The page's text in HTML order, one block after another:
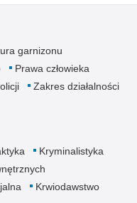
garnizonu
Prawa człowieka
Zakres działalności
Kryminalistyka
Krwiodawstwo